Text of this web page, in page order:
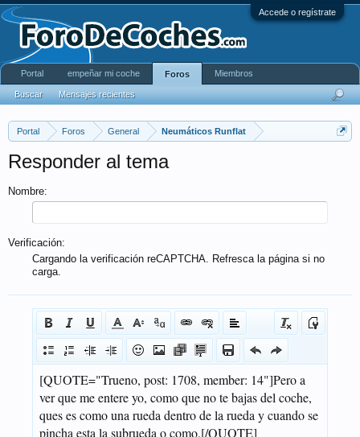
Accede o regístrate
Portal Foros General Neumáticos Runflat
Responder al tema
Nombre:
Verificación:
Cargando la verificación reCAPTCHA. Refresca la página si no
carga.
Portal empeñar mi coche Foros
Buscar Mensajes recientes
Miembros